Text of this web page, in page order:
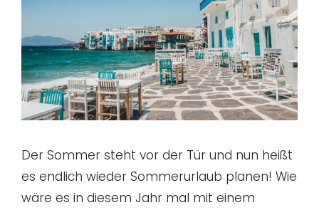
Der Sommer steht vor der Tür und nun heißt
es endlich wieder Sommerurlaub planen! Wie
wäre es in diesem Jahr mal mit einem